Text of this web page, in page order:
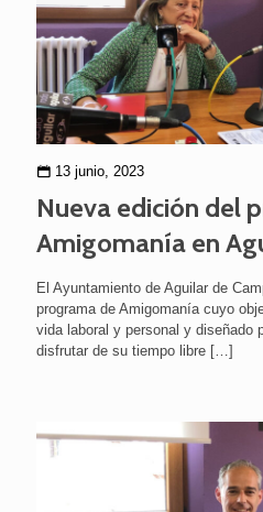
13 junio, 2023
Nueva edición del
Amigomanía en
El Ayuntamiento de Aguilar de
programa de Amigomanía cuyo
vida laboral y personal y diseñado
disfrutar de su tiempo libre […]